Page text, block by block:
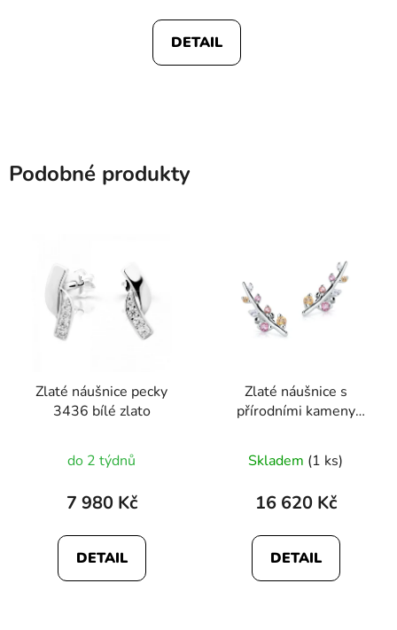
DETAIL
Podobné produkty
Zlaté náušnice pecky
3436 bílé zlato
do 2 týdnů
7 980 Kč
DETAIL
Zlaté náušnice s
přírodními kameny
Skladem (1 ks)
16 620 Kč
DETAIL